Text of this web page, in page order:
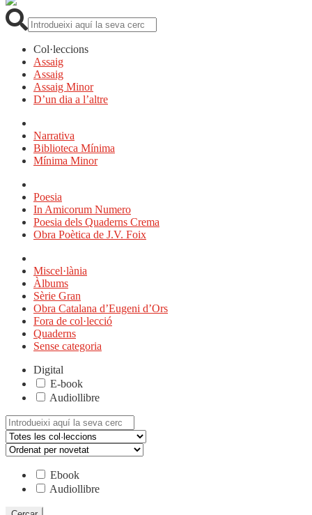
Col·leccions
Assaig
Assaig
Assaig Minor
D’un dia a l’altre
Narrativa
Biblioteca Mínima
Mínima Minor
Poesia
In Amicorum Numero
Poesia dels Quaderns Crema
Obra Poètica de J.V. Foix
Miscel·lània
Àlbums
Sèrie Gran
Obra Catalana d’Eugeni d’Ors
Fora de col·lecció
Quaderns
Sense categoria
Digital
E-book
Audiollibre
Cerca:
Ebook
Audiollibre